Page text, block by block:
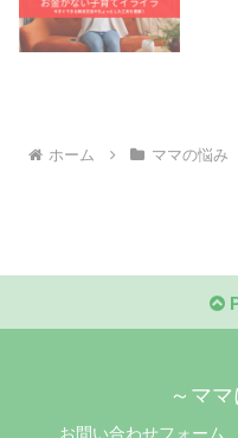
ホーム ママの悩み
～マ
お問い合わせフォーム